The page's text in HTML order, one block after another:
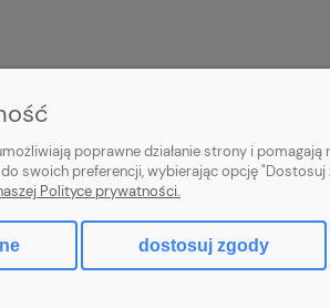
Ustawienia konta
Przechowalnia
poprawne działanie strony i
swoich preferencji, wybierając opcję "Dostosuj
Polityce prywatności.
dostosuj zgody